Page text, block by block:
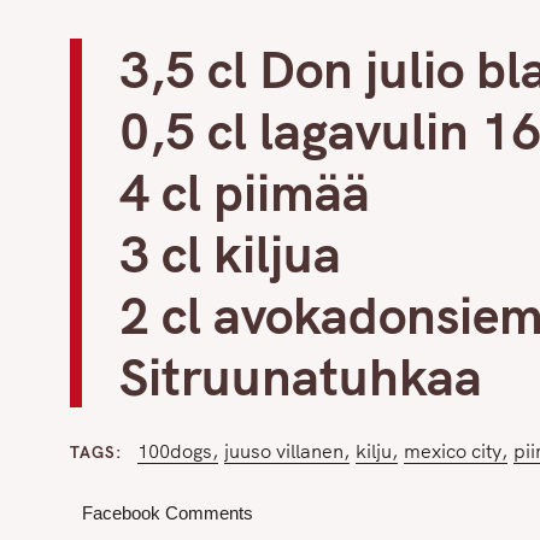
3,5 cl Don julio
0,5 cl lagavulin 16
4 cl piimää
3 cl kiljua
2 cl
Sitruunatuhkaa
TAGS 100dogs juuso villanen kilju mexico city
Facebook Comments